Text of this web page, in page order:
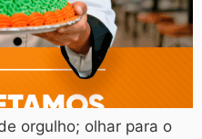
orgulho; olhar para o